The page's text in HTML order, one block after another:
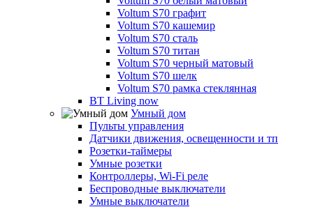
Voltum S70 графит
Voltum S70 кашемир
Voltum S70 сталь
Voltum S70 титан
Voltum S70 черный матовый
Voltum S70 шелк
Voltum S70 рамка стеклянная
BT Living now
Умный дом
Пульты управления
Датчики движения, освещенности и тп
Розетки-таймеры
Умные розетки
Контроллеры, Wi-Fi реле
Беспроводные выключатели
Умные выключатели